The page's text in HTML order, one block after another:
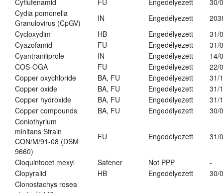
Cyflufenamid
FU Engedélyezett
30/
Cydia pomonella
Granulovirus (CpGV)
IN Engedélyezett
Cycloxydim
HB Engedélyezett
31/
Cyazofamid
FU Engedélyezett
31/
Cyantraniliprole
IN Engedélyezett
14/
COS-OGA
FU Engedélyezett
22/
Copper oxychloride
BA, FU Engedélyezett
31/
Copper oxide
BA, FU Engedélyezett
31/
Copper hydroxide
BA, FU Engedélyezett
31/
Copper compounds
BA, FU Engedélyezett
30/
Coniothyrium
minitans Strain
CON/M/91-08 (DSM
9660)
FU Engedélyezett 31/
Cloquintocet mexyl Safener Not PPP
-
Clopyralid
HB Engedélyezett
30/
Clonostachys rosea